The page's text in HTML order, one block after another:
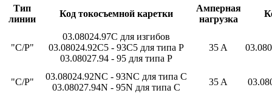
Тип
линии
Код токосъемной каретки
Амперная
нагрузка
"С/Р"
03.08024.97C для изгибов
03.08024.92C5 - 93C5 для типа P
03.08027.94 - 95 для типа P
35 A
"С/Р"
03.08024.92NC - 93NC для типа C
03.08027.94N - 95N для типа C
35 A